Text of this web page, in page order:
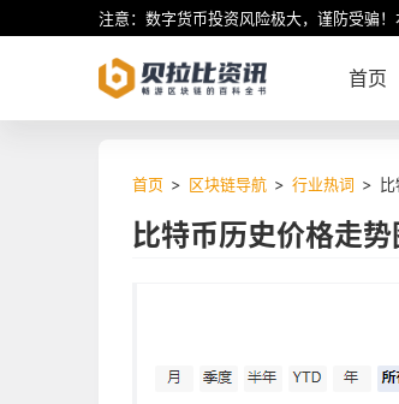
注意：数字货币投资风险极大，谨防受骗
首页
首页 > 区块链导航 > 行业热词 >
比特币历史价格走势